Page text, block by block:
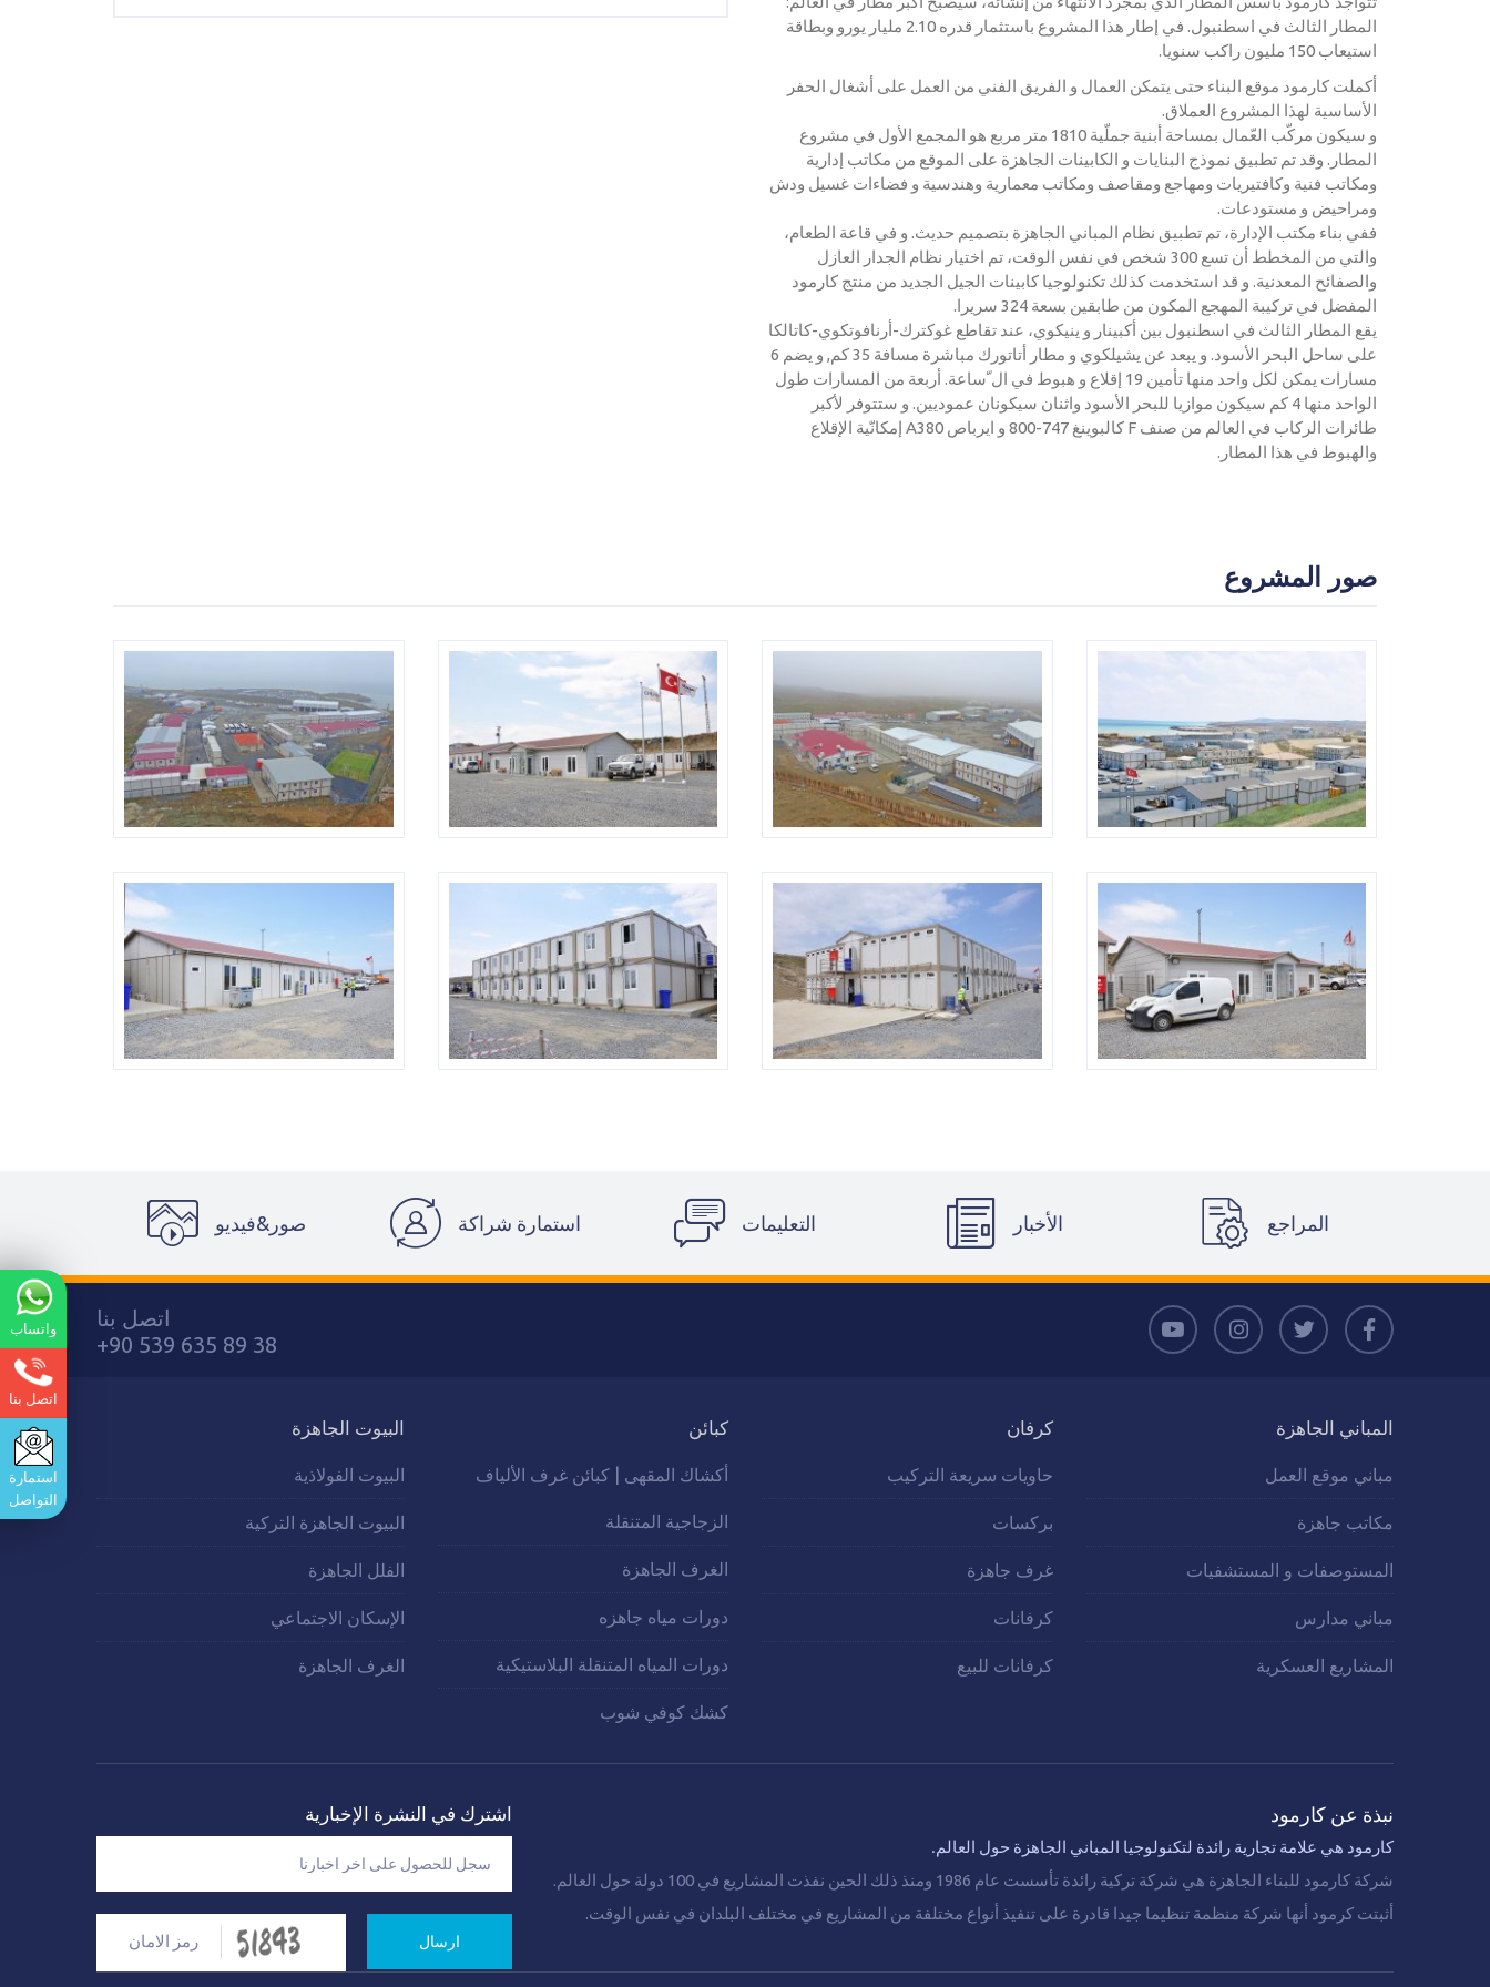
المطار الثالث في اسطنبول. في إطار هذا المشروع باستثمار قدره 2.10 ملیار یورو وبطاقة
استيعاب 150 ملیون راكب سنویا.
أكملت كارمود موقع البناء حتى یتمكن العمال و الفریق الفني من العمل على أشغال الحفر
الأساسیة لهذا المشروع العملاق.
و سیكون مركّب العّمال بمساحة أبنیة جملّیة 1810 متر مربع هو المجمع الأول في مشروع
المطار. وقد تم تطبیق نموذج البنایات و الكابینات الجاهزة على الموقع من مكاتب إداریة
ومكاتب فنیة وكافتیریات ومهاجع ومقاصف ومكاتب معماریة وهندسیة و فضاءات غسیل ودش
ومراحیض و مستودعات.
ففي بناء مكتب الإدارة، تم تطبیق نظام المباني الجاهزة بتصمیم حدیث. و في قاعة الطعام،
والتي من المخطط أن تسع 300 شخص في نفس الوقت، تم اختیار نظام الجدار العازل
والصفائح المعدنیة. و قد استخدمت كذلك تكنولوجیا كابینات الجیل الجدید من منتج كارمود
المفضل في تركیبة المهجع المكون من طابقین بسعة 324 سریرا.
یقع المطار الثالث في اسطنبول بین أكبینار و ینیكوي، عند تقاطع غوكترك-أرنافوتكوي-كاتالكا
على ساحل البحر الأسود. و یبعد عن یشیلكوي و مطار أتاتورك مباشرة مسافة 35 كم, و یضم 6
مسارات یمكن لكل واحد منها تأمين 19 إقلاع و هبوط في ال ّساعة. أربعة من المسارات طول
الواحد منها 4 كم سیكون موازیا للبحر الأسود واثنان سیكونان عموديین. و ستتوفر لأكبر
طائرات الركاب في العالم من صنف F كالبوینغ 747-800 و ایرباص A380 إمكانّیة الإقلاع
والهبوط في هذا المطار.
صور المشروع
صور&فيديو استمارة شراكة التعليمات الأخبار المراجع
اتصل بنا
+90 539 635 89 38
المباني الجاهزة
مباني موقع العمل
مكاتب جاهزة
المستوصفات و المستشفيات
مباني مدارس
المشاريع العسكرية
كرفان
حاويات سريعة التركيب
بركسات
غرف جاهزة
كرفانات
كرفانات للبيع
كبائن
أكشاك المقهى | كبائن غرف الألياف
الزجاجية المتنقلة
الغرف الجاهزة
دورات مياه جاهزه
دورات المياه المتنقلة البلاستيكية
كشك كوفي شوب
البيوت الجاهزة
البيوت الفولاذية
البيوت الجاهزة التركية
الفلل الجاهزة
الإسكان الاجتماعي
الغرف الجاهزة
نبذة عن كارمود
كارمود هي علامة تجارية رائدة لتكنولوجيا المباني الجاهزة حول العالم.
شركة كارمود للبناء الجاهزة هي شركة تركية رائدة تأسست عام 1986 ومنذ ذلك الحين نفذت المشاريع في 100 دولة حول العالم.
أثبتت كرمود أنها شركة منظمة تنظيما جيدا قادرة على تنفيذ أنواع مختلفة من المشاريع في مختلف البلدان في نفس الوقت.
اشترك في النشرة الإخبارية
ارسال
واتساب
اتصل بنا
استمارة
التواصل